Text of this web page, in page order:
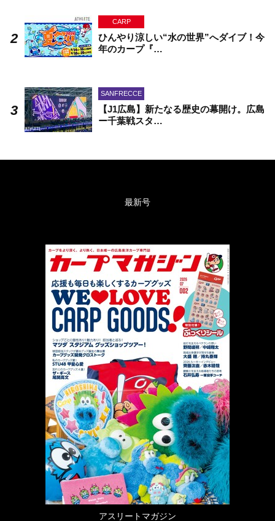
CARP
ひんやり涼しい“水の世界”へダイブ！今
年のカープ『…
SANFRECCE
【J1広島】新たなる歴史の幕開け。広島
ー千葉戦スタ…
最新号
アスリートマガジン